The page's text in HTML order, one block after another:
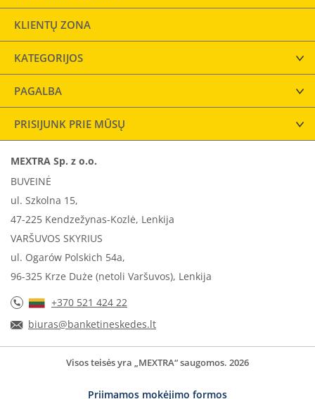
KLIENTŲ ZONA
KATEGORIJOS
PAGALBA
PRISIJUNK PRIE MŪSŲ
MEXTRA Sp. z o.o.
BUVEINĖ
ul. Szkolna 15,
47-225 Kendzežynas-Kozlė, Lenkija
VARŠUVOS SKYRIUS
ul. Ogarów Polskich 54a,
96-325 Krze Duże (netoli Varšuvos), Lenkija
+370 521 424 22
biuras@banketineskedes.lt
Visos teisės yra „MEXTRA“ saugomos. 2026
Priimamos mokėjimo formos